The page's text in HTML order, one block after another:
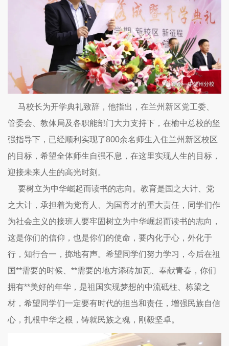
马校长为开学典礼致辞，他指出，在兰州新区党工委、
管委会、教体局及各职能部门大力支持下，在榆中总校的坚
强指导下，已经顺利实现了800余名师生入住兰州新区校区
的目标，希望全体师生自强不息，在这里实现人生的目标，
迎接未来人生的高光时刻。
要树立为中华崛起而读书的志向。教育是国之大计、党
之大计，承担着为党育人、为国育才的重大责任，同学们作
为社会主义的接班人要牢固树立为中华崛起而读书的志向，
这是你们的信仰，也是你们的使命，要内化于心，外化于
行，知行合一，掷地有声。希望同学们努力学习，今后在祖
国**需要的时候、**需要的地方添砖加瓦、奉献青春，你们
拥有**美好的年华，是祖国实现梦想的中流砥柱、栋梁之
材，希望同学们一定要有时代的担当和责任，增强民族自信
心，扎根中华之根，铸就民族之魂，刚毅坚卓。